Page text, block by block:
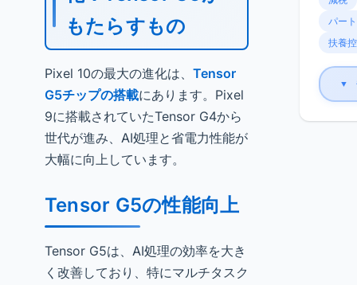
もたらすもの
Pixel 10の最大の進化は、 Tensor
G5チップの搭載にあります。Pixel
9に搭載されていたTensor G4から
世代が進み、AI処理と省電力性能が
大幅に向上しています。
Tensor G5の性能向上
Tensor G5は、AI処理の効率を大き
く改善しており、特にマルチタスク
パート
扶養
▼